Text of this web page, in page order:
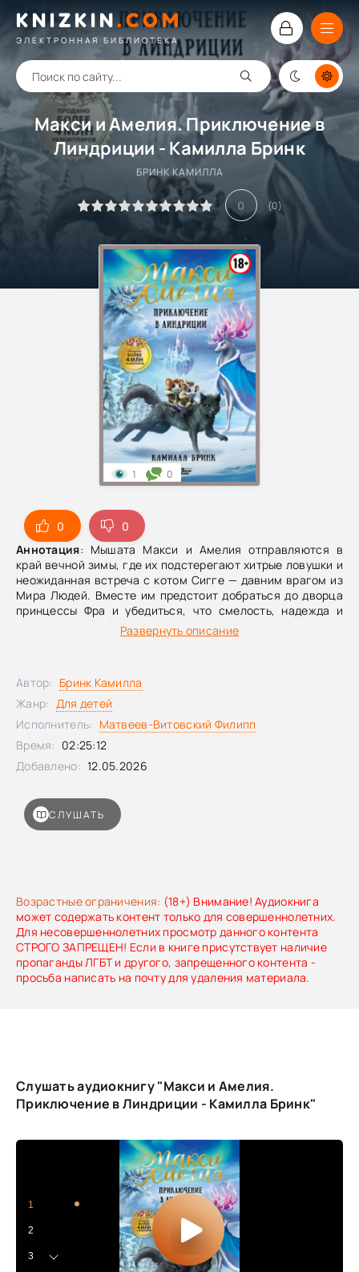
KNIZKIN.COM
ЭЛЕКТРОННАЯ БИБЛИОТЕКА
Макси и Амелия. Приключение в
Линдриции - Камилла Бринк
БРИНК КАМИЛЛА
0 (0)
0
0
Аннотация: Мышата Макси и Амелия отправляются в
край вечной зимы, где их подстерегают хитрые ловушки и
неожиданная встреча с котом Сигге — давним врагом из
Мира Людей. Вместе им предстоит добраться до дворца
принцессы Фра и убедиться, что смелость, надежда и
даже тот, кто ещё вчера был противником, могут привести
к самому важному чуду.Макси и Амелия продолжают своё
пролегает через снежные просторы, где на каждом шагу
таятся ловушки и опасные создания, в том числе Галах.
Но в самый тяжёлый миг помощь приходит оттуда, откуда
её меньше всего ждёшь: лапу поддержки протягивает их
заклятый враг из Мира Людей — кот Сигге. С его помощью
брат и сестра доберутся до дворца принцессы Фра,
творить настоящие чудеса, а смелость и надежда
помогают пройти даже самые суровые
Развернуть описание
Возрастные ограничения: (18+) Внимание! Аудиокнига
может содержать контент только для совершеннолетних.
Для несовершеннолетних просмотр данного контента
СТРОГО ЗАПРЕЩЕН! Если в книге присутствует наличие
пропаганды ЛГБТ и другого, запрещенного контента -
просьба написать на почту для удаления материала.
1 0
СЛУШАТЬ
Автор: Бринк Камилла
Жанр: Для детей
Исполнитель: Матвеев-Витовский Филипп
Время: 02:25:12
Добавлено: 12.05.2026
Слушать аудиокнигу "Макси и Амелия.
Приключение в Линдриции - Камилла Бринк"
1
2
3